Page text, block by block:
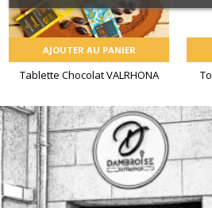
AJOUTER AU PANIER
Tablette Chocolat VALRHONA